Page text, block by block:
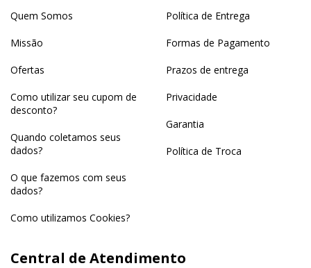
Quem Somos
Missão
Ofertas
Como utilizar seu cupom de
desconto?
Quando coletamos seus
dados?
O que fazemos com seus
dados?
Como utilizamos Cookies?
Política de Entrega
Formas de Pagamento
Prazos de entrega
Privacidade
Garantia
Política de Troca
Central de Atendimento